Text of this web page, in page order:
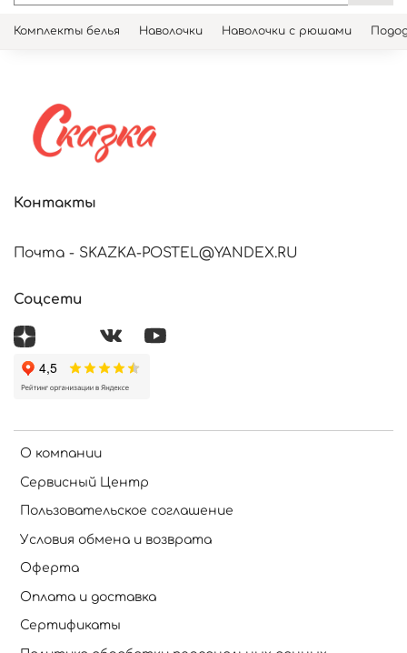
Комплекты белья Наволочки Наволочки с рюшами
О компании
Сервисный Центр
Пользовательское соглашение
Условия обмена и возврата
Оферта
Оплата и доставка
Сертификаты
Контакты
Почта - SKAZKA-POSTEL@YANDEX.RU
Соцсети